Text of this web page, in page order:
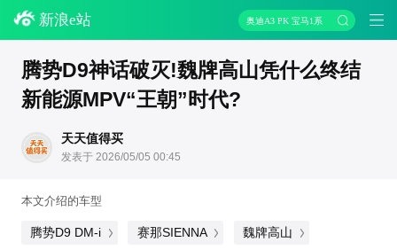
新浪e站 奥迪A3 PK 宝马1系
腾势D9神话破灭!魏牌高山凭什么终结
新能源MPV“王朝”时代?
天天值得买
发表于 2026/05/05 00:45
本文介绍的车型
腾势D9 DM-i 赛那SIENNA 魏牌高山